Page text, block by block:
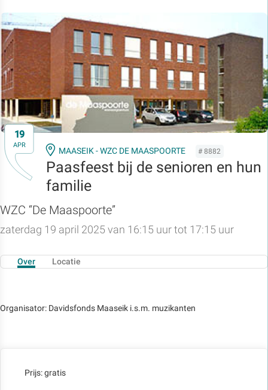
19
APR
MAASEIK - WZC DE MAASPOORTE # 8882
Paasfeest bij de senioren en hun
familie
WZC “De Maaspoorte”
zaterdag 19 april 2025 van 16:15 uur tot 17:15 uur
Over Locatie
Organisator: Davidsfonds Maaseik i.s.m. muzikanten
Prijs: gratis